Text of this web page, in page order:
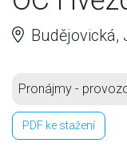
Budějovická,
Pronájmy -
PDF ke stažení